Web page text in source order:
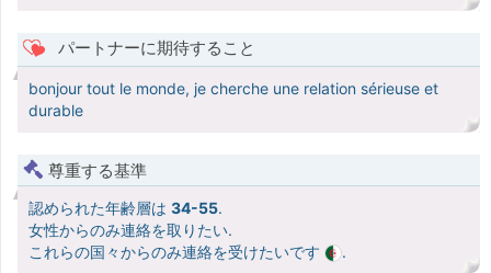
パートナーに期待すること
bonjour tout le monde, je cherche une relation sérieuse et
durable
尊重する基準
認められた年齢層は 34-55.
女性からのみ連絡を取りたい.
これらの国々からのみ連絡を受けたいです
.